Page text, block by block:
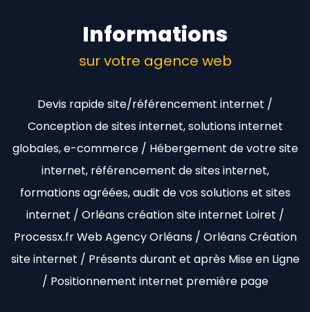
Informations
sur votre agence web
Devis rapide site/référencement internet /
Conception de sites internet, solutions internet
globales, e-commerce / Hébergement de votre site
internet, référencement de sites internet,
formations agréées, audit de vos solutions et sites
internet / Orléans création site internet Loiret /
Processx.fr Web Agency Orléans / Orléans Création
site internet / Présents durant et après Mise en Ligne
/ Positionnement internet première page